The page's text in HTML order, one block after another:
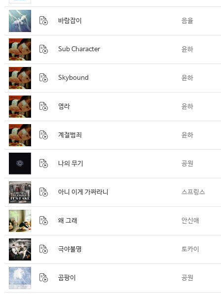
바람잡이 음율
Sub Character 윤하
Skybound 윤하
염라 윤하
계절범죄 윤하
나의 무기 공원
아니 이게 가짜라니 스프링스
왜 그래 안신애
극야불명 토카이
곰팡이 공원